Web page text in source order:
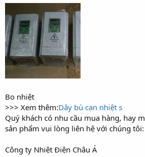
Bo nhiệt
>>> Xem thêm:Dây bù can nhiệt s
Quý khách có nhu cầu mua hàng, hay
sản phẩm vui lòng liên hệ với chúng tôi:
Công ty Nhiệt Điện Châu Á